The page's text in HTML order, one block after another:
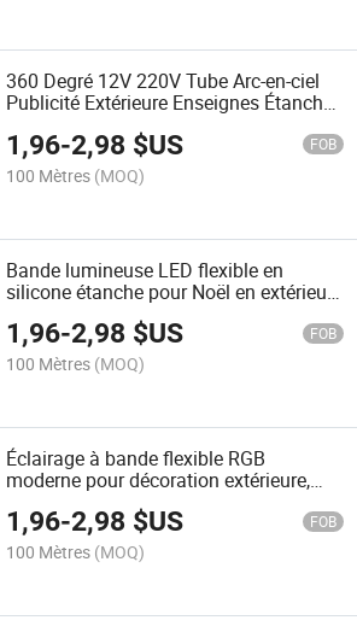
360 Degré 12V 220V Tube Arc-en-ciel
Publicité Extérieure Enseignes Étanches
1,96-2,98 $US FOB
100 Mètres (MOQ)
Bande lumineuse LED flexible en
silicone étanche pour Noël en extérieur
12V Haute tension 220V Lumière LED
néon
1,96-2,98 $US FOB
100 Mètres (MOQ)
Éclairage à bande flexible RGB
moderne pour décoration extérieure,
lumières de pot néon numérique LED
1,96-2,98 $US FOB
100 Mètres (MOQ)